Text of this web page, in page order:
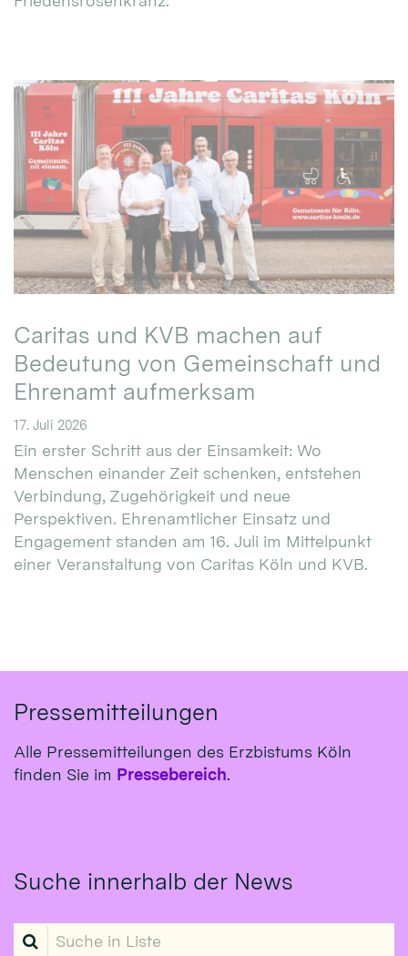
Caritas und KVB machen auf
Bedeutung von Gemeinschaft und
Ehrenamt aufmerksam
17. Juli 2026
Ein erster Schritt aus der Einsamkeit: Wo
Menschen einander Zeit schenken, entstehen
Verbindung, Zugehörigkeit und neue
Perspektiven. Ehrenamtlicher Einsatz und
Engagement standen am 16. Juli im Mittelpunkt
einer Veranstaltung von Caritas Köln und KVB.
Pressemitteilungen
Alle Pressemitteilungen des Erzbistums Köln
finden Sie im Pressebereich.
Suche innerhalb der News
Suche in Liste